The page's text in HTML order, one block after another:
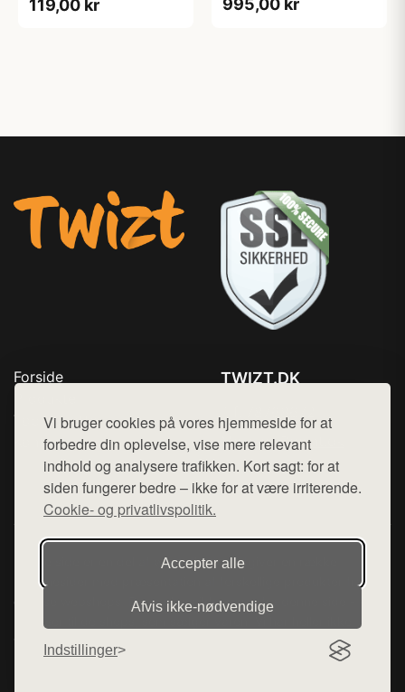
Vi bruger cookies på vores hjemmeside for at
forbedre din oplevelse, vise mere relevant
indhold og analysere trafikken. Kort sagt: for at
siden fungerer bedre – ikke for at være irriterende.
Cookie- og privatlivspolitik.
Accepter alle
Afvis ikke‑nødvendige
Indstillinger
119,00 kr
Forside
Top Rabatter
Kontakt
TWIZT.DK
Mail: hej@want.dk
Cookie- og privatlivspolitik
Denne side er en del af want.dk, der udgiver en række
hjemmesider med præsentation af forskellige produkter fra
diverse webshops. Der sælges ikke varer fra denne side - vi
varerne på lager.